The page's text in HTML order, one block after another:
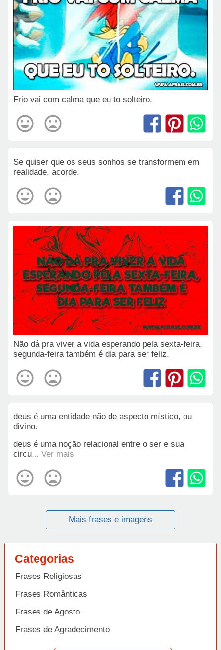
Frio vai com calma que eu to solteiro.
Se quiser que os seus sonhos se transformem em
realidade, acorde.
Não dá pra viver a vida esperando pela sexta-feira,
segunda-feira também é dia para ser feliz.
deus é uma entidade não de aspecto místico, ou
divino.
deus é uma noção relacional entre o ser e sua
circu... Ver mais
Mais frases e imagens
Categorias
Frases Religiosas
Frases Românticas
Frases de Agosto
Frases de Agradecimento
Frases de Amizade